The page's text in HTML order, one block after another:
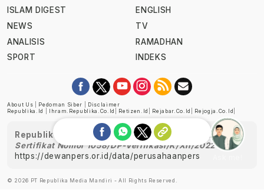
ISLAM DIGEST
NEWS
ANALISIS
SPORT
ENGLISH
TV
RAMADHAN
INDEKS
About Us Pedoman Siber
Disclaimer
Republika.id
Ihram.republika.co.id Retizen.id Rejabar.co.id Rejogja.co.id
Republika telah diverifikasi oleh Dewan Pers
Sertifikat Nomor 1058/DP-Verifikasi/K/XII/2022
https://dewanpers.or.id/data/perusahaanpers
© 2026 PT Republika Media Mandiri - All Rights Reserved.